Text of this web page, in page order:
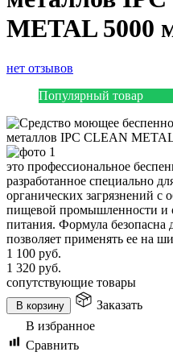
METAL 5000
нет отзывов
Популярный товар
это профессиональное
разработанное специально
органических загрязнений с
пищевой промышленности и
питания. Формула безопасна
позволяет применять ее на
1 100 руб.
1 320 руб.
сопутствующие товары
В корзину
Заказать
В избранное
Сравнить